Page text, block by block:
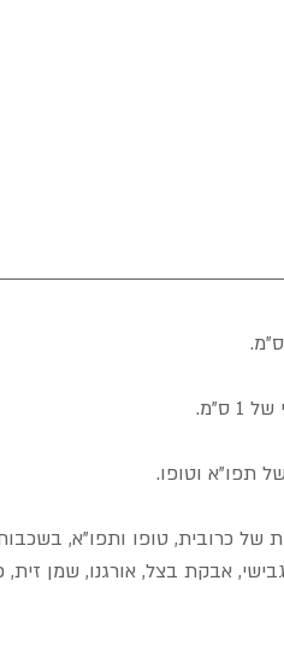
ס"מ.
תפו"א וטופו.
של כרובית, טופו ותפו"א,
אבקת בצל, אורגנו, שמן זית,